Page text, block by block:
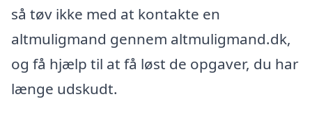
så tøv ikke med at kontakte en
altmuligmand gennem altmuligmand.dk,
og få hjælp til at få løst de opgaver, du har
længe udskudt.